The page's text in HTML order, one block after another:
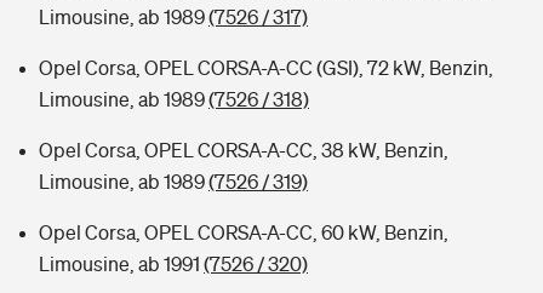
Limousine, ab 1989(7526 / 317)
Opel Corsa, OPEL CORSA-A-CC (GSI), 72 kW, Benzin,
Limousine, ab 1989(7526 / 318)
Opel Corsa, OPEL CORSA-A-CC, 38 kW, Benzin,
Limousine, ab 1989(7526 / 319)
Opel Corsa, OPEL CORSA-A-CC, 60 kW, Benzin,
Limousine, ab 1991 (7526 / 320)